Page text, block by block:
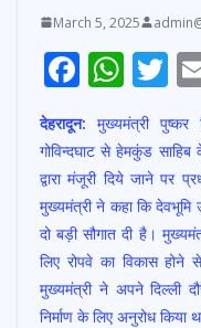
March 5, 2025
F
e
b
o
o
k
W
h
at
s
A
p
p
T
er
देहरादून: मुख्यमंत्री
गोविन्दघाट से हेमकुंड
द्वारा मंजूरी दिये जाने पर
मुख्यमंत्री ने कहा कि देवभूमि
दो बड़ी सौगात दी है।
लिए रोपवे का विकास होने
मुख्यमंत्री ने अपने दिल्ली
निर्माण के लिए अनुरोध किया